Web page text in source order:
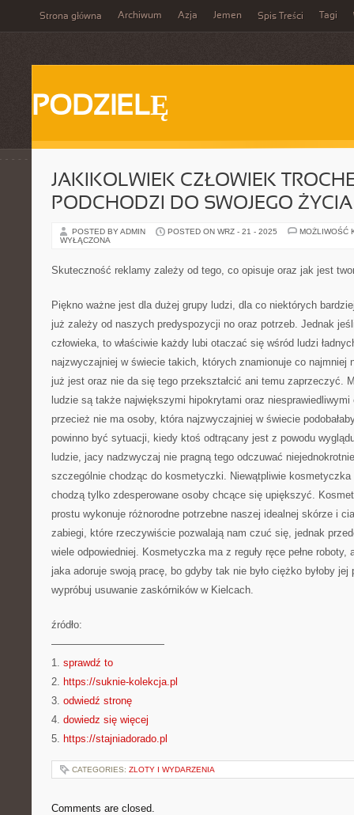
Strona główna Archiwum Azja Jemen Spis Treści Tagi
PODZIELĘ
JAKIKOLWIEK CZŁOWIEK
PODCHODZI DO SWOJEGO ŻYCIA
POSTED BY ADMIN POSTED ON WRZ - 21 - 2025
MOŻLIWOŚĆ
WYŁĄCZONA
Skuteczność reklamy zależy od tego, co opisuje oraz jak jest
Piękno ważne jest dla dużej grupy ludzi, dla co niektórych
już zależy od naszych predyspozycji no oraz potrzeb. Jednak
człowieka, to właściwie każdy lubi otaczać się wśród ludzi
najzwyczajniej w świecie takich, których znamionuje co najmniej
już jest oraz nie da się tego przekształcić ani temu zaprzeczyć.
ludzie są także największymi hipokrytami oraz
przecież nie ma osoby, która najzwyczajniej w świecie
powinno być sytuacji, kiedy ktoś odtrącany jest z powodu
ludzie, jacy nadzwyczaj nie pragną tego odczuwać
szczególnie chodząc do kosmetyczki. Niewątpliwie
chodzą tylko zdesperowane osoby chcące się upiększyć.
prostu wykonuje różnorodne potrzebne naszej idealnej skórze i
zabiegi, które rzeczywiście pozwalają nam czuć się, jednak
wiele odpowiedniej. Kosmetyczka ma z reguły ręce pełne
jaka adoruje swoją pracę, bo gdyby tak nie było ciężko byłoby
wypróbuj usuwanie zaskórników w Kielcach.
źródło:
———————————
1. sprawdź to
2. https://suknie-kolekcja.pl
3. odwiedź stronę
4. dowiedz się więcej
5. https://stajniadorado.pl
CATEGORIES: ZLOTY I WYDARZENIA
Comments are closed.